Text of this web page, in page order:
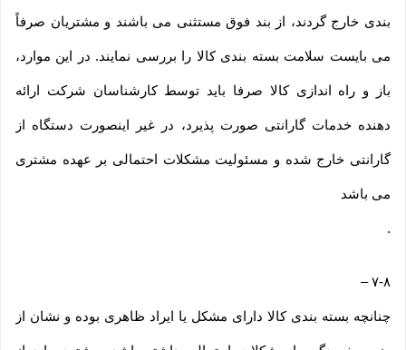
بندی خارج گردند، از بند فوق مستثنی می باشند و مشتریان صرفاً
می بایست سلامت بسته بندی کالا را بررسی نمایند. در این موارد،
باز و راه اندازی کالا صرفا باید توسط کارشناسان شرکت ارائه
دهنده خدمات گارانتی صورت پذیرد، در غیر اینصورت دستگاه از
گارانتی خارج شده و مسئولیت مشکلات احتمالی بر عهده مشتری
می باشد
.
۷-۸–
چنانچه بسته بندی کالا دارای مشکل یا ایراد ظاهری بوده و نشان از